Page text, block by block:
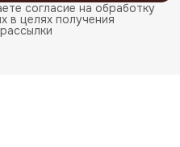
согласие на обработку
в целях получения